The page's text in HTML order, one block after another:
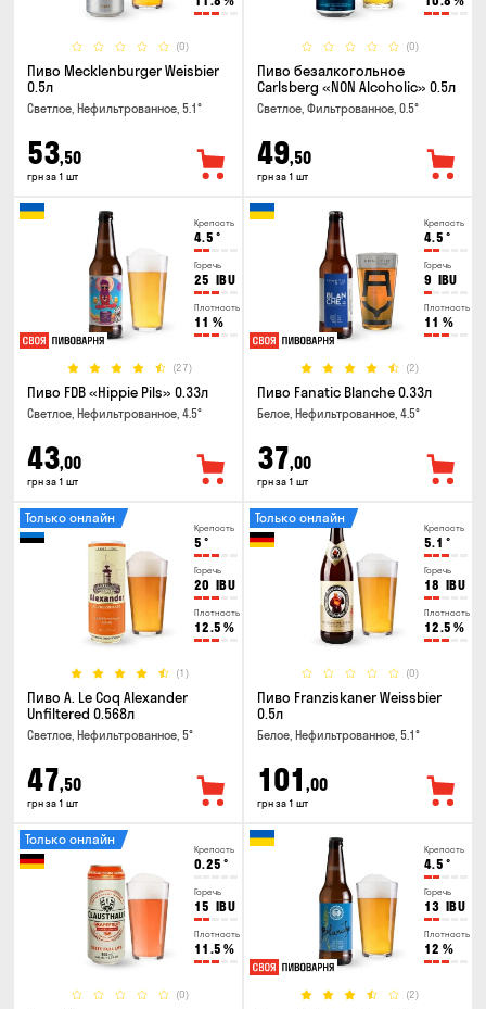
(0)
Пиво Mecklenburger Weisbier
0.5л
Светлое, Нефильтрованное, 5.1°
53,50
грн за 1 шт
(0)
Пиво безалкогольное
Carlsberg «NON Alcoholic» 0.5л
Светлое, Фильтрованное, 0.5°
49,50
грн за 1 шт
Крепость
4.5 °
Горечь
25 IBU
Плотность
11 %
(27)
Пиво FDB «Hippie Pils» 0.33л
Светлое, Нефильтрованное, 4.5°
43,00
грн за 1 шт
Крепость
4.5 °
Горечь
9 IBU
Плотность
11 %
(2)
Пиво Fanatic Blanche 0.33л
Белое, Нефильтрованное, 4.5°
37,00
грн за 1 шт
Крепость
5 °
Горечь
20 IBU
Плотность
12.5 %
(1)
Только онлайн
Пиво A. Le Coq Alexander
Unfiltered 0.568л
Светлое, Нефильтрованное, 5°
47,50
грн за 1 шт
Крепость
5.1 °
Горечь
18 IBU
Плотность
12.5 %
(0)
Только онлайн
Пиво Franziskaner Weissbier
0.5л
Белое, Нефильтрованное, 5.1°
101 ,00
грн за 1 шт
Крепость
0.25 °
Горечь
15 IBU
Плотность
11.5 %
(0)
Только онлайн
Крепость
4.5 °
Горечь
13 IBU
Плотность
12 %
(2)